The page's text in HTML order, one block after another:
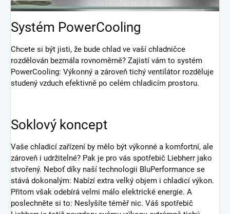
Systém PowerCooling
Chcete si být jisti, že bude chlad ve vaší chladničce
rozdělován bezmála rovnoměrně? Zajistí vám to systém
PowerCooling: Výkonný a zároveň tichý ventilátor rozděluje
studený vzduch efektivně po celém chladicím prostoru.
Soklový koncept
Vaše chladicí zařízení by mělo být výkonné a komfortní, ale
zároveň i udržitelné? Pak je pro vás spotřebič Liebherr jako
stvořený. Neboť díky naší technologii BluPerformance se
stává dokonalým: Nabízí extra velký objem i chladicí výkon.
Přitom však odebírá velmi málo elektrické energie. A
poslechněte si to: Neslyšíte téměř nic. Váš spotřebič